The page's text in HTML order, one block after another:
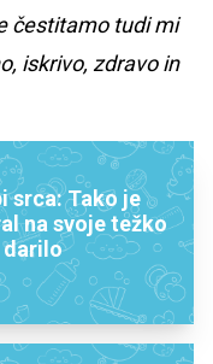
čestitamo tudi mi
iskrivo, zdravo in
srca: Tako je
na svoje težko
darilo